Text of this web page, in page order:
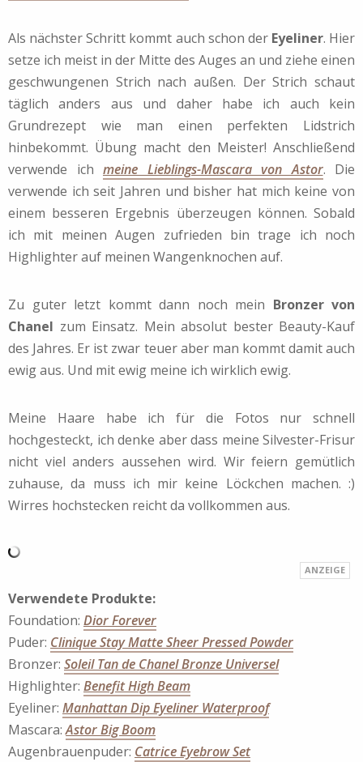
Als nächster Schritt kommt auch schon der Eyeliner. Hier
setze ich meist in der Mitte des Auges an und ziehe einen
geschwungenen Strich nach außen. Der Strich schaut
täglich anders aus und daher habe ich auch kein
Grundrezept wie man einen perfekten Lidstrich
hinbekommt. Übung macht den Meister! Anschließend
verwende ich meine Lieblings-Mascara von Astor. Die
verwende ich seit Jahren und bisher hat mich keine von
einem besseren Ergebnis überzeugen können. Sobald
ich mit meinen Augen zufrieden bin trage ich noch
Highlighter auf meinen Wangenknochen auf.
Zu guter letzt kommt dann noch mein Bronzer von
Chanel zum Einsatz. Mein absolut bester Beauty-Kauf
des Jahres. Er ist zwar teuer aber man kommt damit auch
ewig aus. Und mit ewig meine ich wirklich ewig.
Meine Haare habe ich für die Fotos nur schnell
hochgesteckt, ich denke aber dass meine Silvester-Frisur
nicht viel anders aussehen wird. Wir feiern gemütlich
zuhause, da muss ich mir keine Löckchen machen. :)
Wirres hochstecken reicht da vollkommen aus.
Verwendete Produkte:
Foundation: Dior Forever
Puder: Clinique Stay Matte Sheer Pressed Powder
Bronzer: Soleil Tan de Chanel Bronze Universel
Highlighter: Benefit High Beam
Eyeliner: Manhattan Dip Eyeliner Waterproof
Mascara:Astor Big Boom
Augenbrauenpuder: Catrice Eyebrow Set